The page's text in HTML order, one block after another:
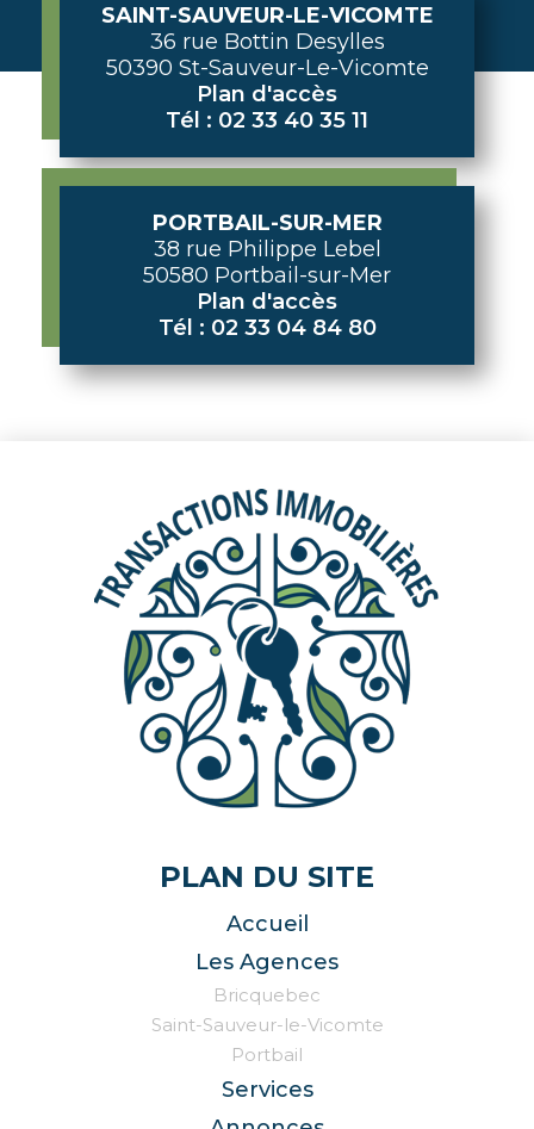
SAINT-SAUVEUR-LE-VICOMTE
36 rue Bottin Desylles
50390 St-Sauveur-Le-Vicomte
Plan d'accès
Tél : 02 33 40 35 11
PORTBAIL-SUR-MER
38 rue Philippe Lebel
50580 Portbail-sur-Mer
Plan d'accès
Tél : 02 33 04 84 80
PLAN DU SITE
Accueil
Les Agences
Bricquebec
Saint-Sauveur-le-Vicomte
Portbail
Services